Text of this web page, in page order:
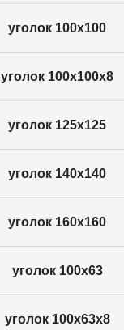
уголок 100х100
уголок 100х100х8
уголок 125х125
уголок 140х140
уголок 160х160
уголок 100х63
уголок 100х63х8